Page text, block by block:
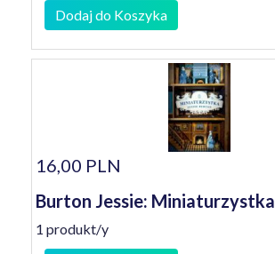
Dodaj do Koszyka
16,00 PLN
Burton Jessie: Miniaturzystka
1 produkt/y